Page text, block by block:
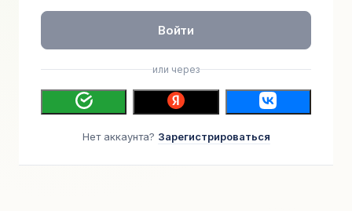
Войти
или через
Нет аккаунта? Зарегистрироваться